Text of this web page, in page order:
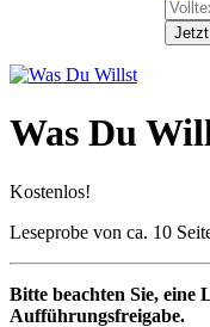
Was Du
Kostenlos!
Leseprobe von ca. 10
Bitte beachten Sie, eine
Aufführungsfreigabe.